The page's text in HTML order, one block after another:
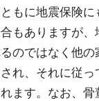
もに地震保険
もありますが
のではなく他の
れ、それに従
ます。なお、